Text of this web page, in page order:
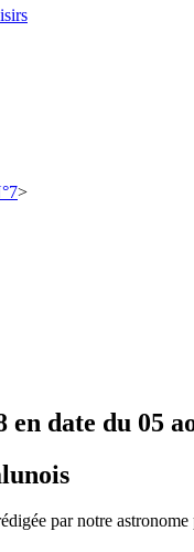
>
en date du 05
par notre